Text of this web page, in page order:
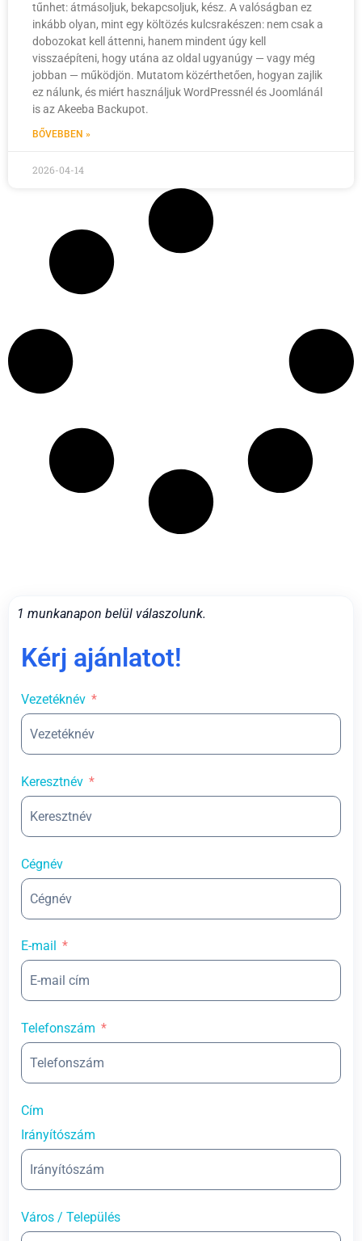
tűnhet: átmásoljuk, bekapcsoljuk, kész. A valóságban ez
inkább olyan, mint egy költözés kulcsrakészen: nem csak a
dobozokat kell áttenni, hanem mindent úgy kell
visszaépíteni, hogy utána az oldal ugyanúgy — vagy még
jobban — működjön. Mutatom közérthetően, hogyan zajlik
ez nálunk, és miért használjuk WordPressnél és Joomlánál
is az Akeeba Backupot.
BŐVEBBEN »
2026-04-14
1 munkanapon belül válaszolunk.
Kérj ajánlatot!
Vezetéknév
Keresztnév
Cégnév
E-mail
Telefonszám
Cím
Irányítószám
Város / Település